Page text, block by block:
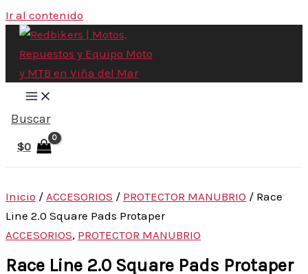
Ir al contenido
Buscar
$0
Inicio / ACCESORIOS / PROTECTOR MANUBRIO / Race
Line 2.0 Square Pads Protaper
ACCESORIOS, PROTECTOR MANUBRIO
Race Line 2.0 Square Pads Protaper